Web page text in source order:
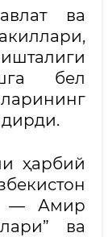
ва
бел
ҳарбий
— Амир
ва